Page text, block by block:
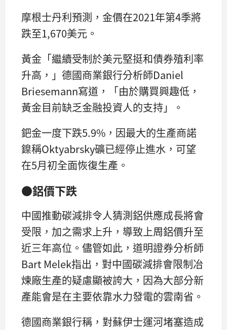
摩根士丹利預測，金價在2021年第4季將
跌至1,670美元。
黃金「繼續受制於美元堅挺和債券殖利率
升高，」德國商業銀行分析師Daniel
Briesemann寫道，「由於購買興趣低，
黃金目前缺乏金融投資人的支持」。
鈀金一度下跌5.9%，因最大的生產商諾
鎳稱Oktyabrsky礦已經停止進水，可望
在5月初全面恢復生產。
●鋁價下跌
中國推動碳減排令人猜測鋁供應成長將會
受限，加之需求上升，導致上周鋁價升至
近三年高位。儘管如此，道明證券分析師
Bart Melek指出，對中國碳減排會限制冶
煉廠生產的疑慮顯被誇大，因為大部分新
產能會是在主要依靠水力發電的雲南省。
德國商業銀行稱，對蘇伊士運河堵塞造成